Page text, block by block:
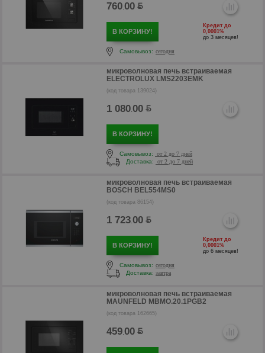
760.00
В КОРЗИНУ!
Кредит до
0,0001%
до 3 месяцев!
Самовывоз: сегодня
микроволновая печь встраиваемая
ELECTROLUX LMS2203EMK
(код товара 139024)
1 080.00
В КОРЗИНУ!
Самовывоз:
от 2 до 7 дней
Доставка:
от 2 до 7 дней
микроволновая печь встраиваемая
BOSCH BEL554MS0
(код товара 86154)
1 723.00
В КОРЗИНУ!
Кредит до
0,0001%
до 6 месяцев!
Самовывоз: сегодня
Доставка: завтра
микроволновая печь встраиваемая
MAUNFELD MBMO.20.1PGB2
(код товара 162665)
459.00